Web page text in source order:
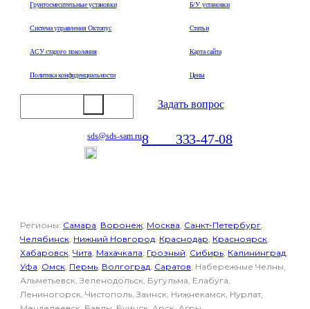
Грунтосмесительные установки
Система управления Октопус
АСУ старого поколения
Политика конфиденциальности
Б/У установки
Статьи
Карта сайта
Цены
Задать вопрос
sds@sds-sam.ru8 333-47-08
Регионы: Самара, Воронеж, Москва, Санкт-Петербург,
Челябинск, Нижний Новгород, Краснодар, Красноярск,
Хабаровск, Чита, Махачкала, Грозный, Сибирь, Калининград,
Уфа, Омск, Пермь, Волгоград, Саратов, Набережные Челны,
Альметьевск, Зеленодольск, Бугульма, Елабуга,
Лениногорск, Чистополь, Заинск, Нижнекамск, Нурлат,